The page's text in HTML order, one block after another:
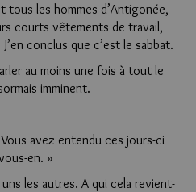
tous les hommes d’Antigonée,
courts vêtements de travail,
conclus que c’est le sabbat.
au moins une fois à tout le
imminent.
avez entendu ces jours-ci
en. »
les autres. A qui cela revient-